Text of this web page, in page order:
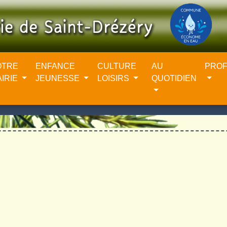
ENFANCE
JEUNESSE
CULTURE
LOISIRS
AU
QUOTIDIEN